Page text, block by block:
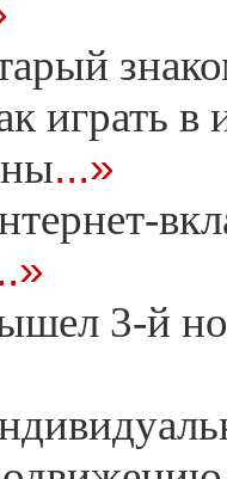
играть в
...»
3-й